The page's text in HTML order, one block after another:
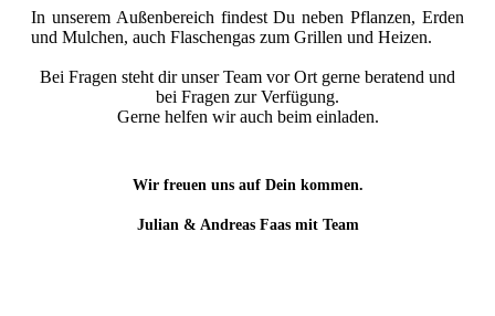
In unserem Außenbereich findest Du neben Pflanzen, Erden
und Mulchen, auch Flaschengas zum Grillen und Heizen.
Bei Fragen steht dir unser Team vor Ort gerne beratend und
bei Fragen zur Verfügung.
Gerne helfen wir auch beim einladen.
Wir freuen uns auf Dein kommen.
Julian & Andreas Faas mit Team